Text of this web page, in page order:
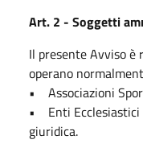
Art. 2 - Soggetti
Il presente Avviso
operano
• Associazioni
• Enti Ecclesiastici
giuridica.